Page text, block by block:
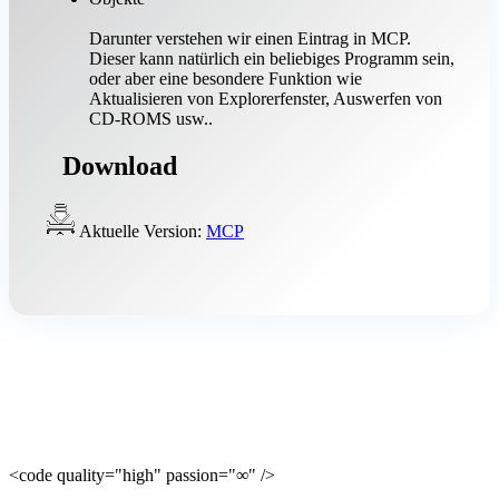
Darunter verstehen wir einen Eintrag in MCP.
Dieser kann natürlich ein beliebiges Programm sein,
oder aber eine besondere Funktion wie
Aktualisieren von Explorerfenster, Auswerfen von
CD-ROMS usw..
Download
Aktuelle Version: MCP
<code quality="high" passion="∞" />